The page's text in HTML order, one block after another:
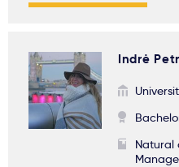
Indrė
Natural